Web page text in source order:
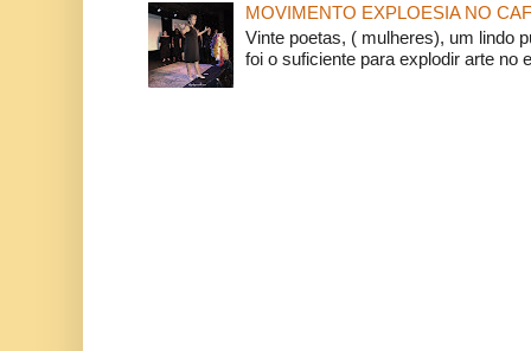
MOVIMENTO EXPLOESIA NO
Vinte poetas, ( mulheres), um lindo
foi o suficiente para explodir arte no